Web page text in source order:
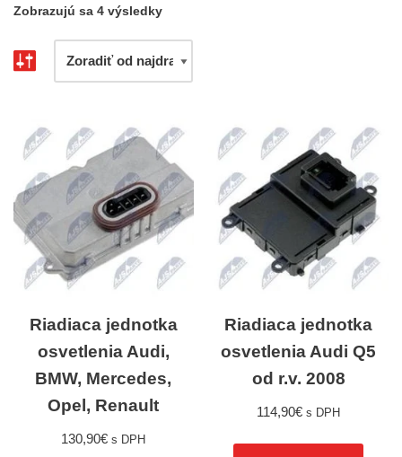
Zobrazujú sa 4 výsledky
Riadiaca jednotka
osvetlenia Audi,
BMW, Mercedes,
Opel, Renault
130,90€ s DPH
Riadiaca jednotka
osvetlenia Audi Q5
od r.v. 2008
114,90€ s DPH